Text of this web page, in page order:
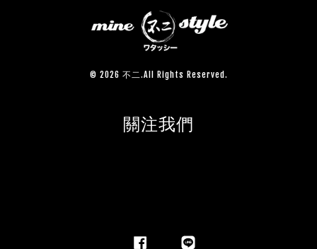
© 2026 不二.All Rights Reserved.
關注我們